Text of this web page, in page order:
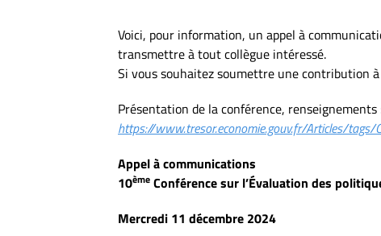
Voici, pour information, un appel à
transmettre à tout collègue intéressé.
Si vous souhaitez soumettre une contribution
Présentation de la conférence, renseignements
https://www.tresor.economie.gouv.fr/Articles/tags/
Appel à communications
10ème Conférence sur l’Évaluation des
Mercredi 11 décembre 2024